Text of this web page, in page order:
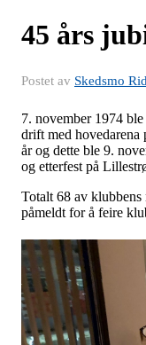
45 års
Postet av Skedsmo
7. november 1974
drift med
år og dette ble 9.
og etterfest på
Totalt 68 av
påmeldt for å feire